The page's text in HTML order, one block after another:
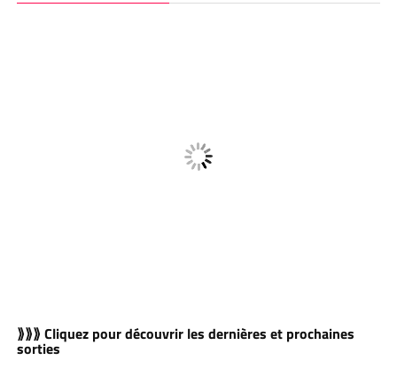
⟫⟫⟫ Cliquez pour découvrir les dernières et prochaines
sorties